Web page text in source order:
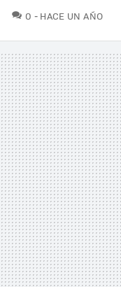
0 COMENTARIOS
HACE UN AÑO